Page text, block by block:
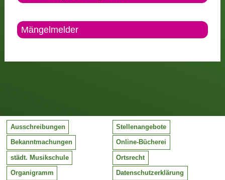
Mängelmelder
Ausschreibungen Stellenangebote
Bekanntmachungen Online-Bücherei
städt. Musikschule Ortsrecht
Organigramm Datenschutzerklärung